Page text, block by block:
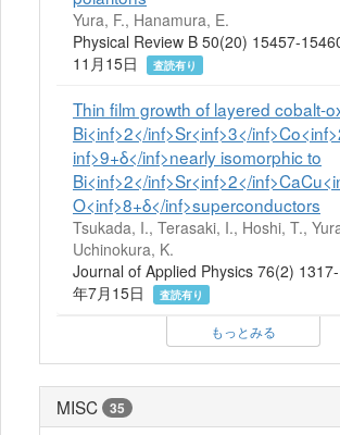
Yura, F., Hanamura, E.
Physical Review B 50(20) 15457-
11月15日
査読有り
Thin film growth of layered cobalt-
Bi<inf>2</inf>Sr<inf>3</
inf>9+δ</inf>nearly isomorphic to
Bi<inf>2</inf>Sr<inf>2</
O<inf>8+δ</inf>superconductors
Tsukada, I., Terasaki, I., Hoshi, T.,
Uchinokura, K.
Journal of Applied Physics 76(2)
年7月15日
査読有り
もっとみる
MISC 35